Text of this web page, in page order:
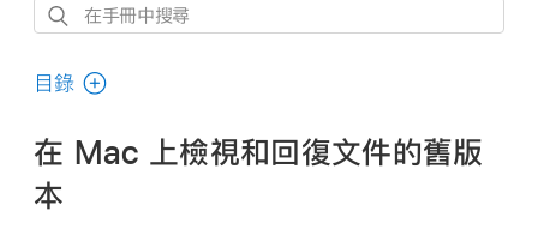
在
冊
搜
尋
目錄
在 Mac 上檢視和回復文件的舊版
本